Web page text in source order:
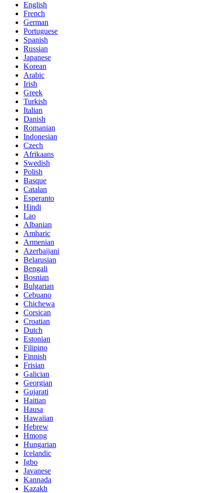
English
French
German
Portuguese
Spanish
Russian
Japanese
Korean
Arabic
Irish
Greek
Turkish
Italian
Danish
Romanian
Indonesian
Czech
Afrikaans
Swedish
Polish
Basque
Catalan
Esperanto
Hindi
Lao
Albanian
Amharic
Armenian
Azerbaijani
Belarusian
Bengali
Bosnian
Bulgarian
Cebuano
Chichewa
Corsican
Croatian
Dutch
Estonian
Filipino
Finnish
Frisian
Galician
Georgian
Gujarati
Haitian
Hausa
Hawaiian
Hebrew
Hmong
Hungarian
Icelandic
Igbo
Javanese
Kannada
Kazakh